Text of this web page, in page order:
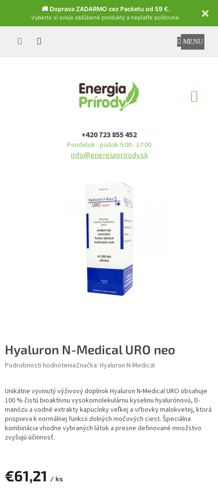
🚚 Doprava ZADARMO cez Packetu od 59 €.
Vyberte si svoje obľúbené produkty a neplaťte poštovné.
Czech
+420 723 855 452
Pondelok - piatok 9:00 - 17:00
info@energiaprirody.sk
Hyaluron N-Medical URO neo
Podrobnosti hodnoteniaZnačka: Hyaluron N-Medical
Unikátne vyvinutý výživový doplnok Hyaluron N-Medical URO obsahuje
100 % čistú bioaktívnu vysokomolekulárnu kyselinu hyalurónovú, D-
manózu a vodné extrakty kapucínky veľkej a vŕbovky malokvetej, ktorá
prispieva k normálnej funkcii dolných močových ciest. Špeciálna
kombinácia vhodne vybraných látok a presne definované množstvo
zvyšujú účinnosť.
€61,21 / ks